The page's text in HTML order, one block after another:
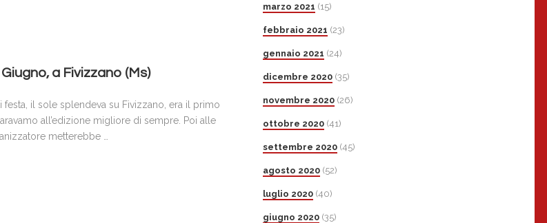
a Fivizzano (Ms)
festa, il sole splendeva su Fivizzano, era il primo
all’edizione migliore di sempre. Poi alle
metterebbe …
marzo 2021 (15)
febbraio 2021 (23)
gennaio 2021 (24)
dicembre 2020(35)
novembre 2020(26)
ottobre 2020(41)
settembre 2020(45)
agosto 2020(52)
luglio 2020(40)
giugno 2020(35)